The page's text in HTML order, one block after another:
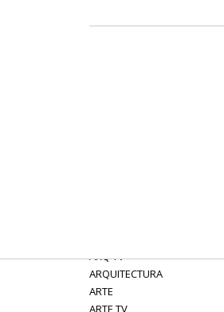
ARQ TV
ARQUITECTURA
ARTE
ARTE TV